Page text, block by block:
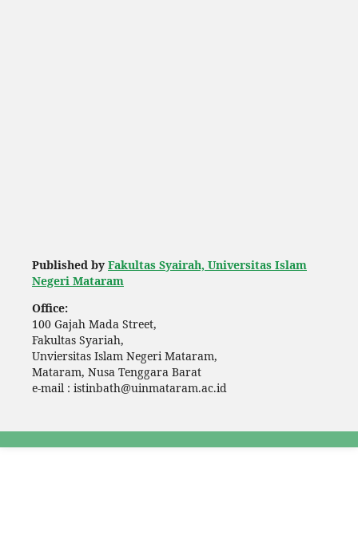
Published by Fakultas Syairah, Universitas Islam
Negeri Mataram
Office:
100 Gajah Mada Street,
Fakultas Syariah,
Unviersitas Islam Negeri Mataram,
Mataram, Nusa Tenggara Barat
e-mail : istinbath@uinmataram.ac.id